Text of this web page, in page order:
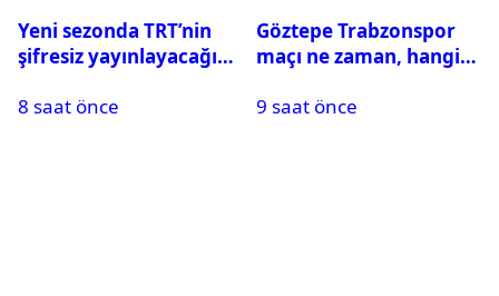
Yeni sezonda TRT’nin
şifresiz yayınlayacağı
8 saat önce
Göztepe Trabzonspor
maçı ne zaman, hangi
oynayacak mı?
9 saat önce